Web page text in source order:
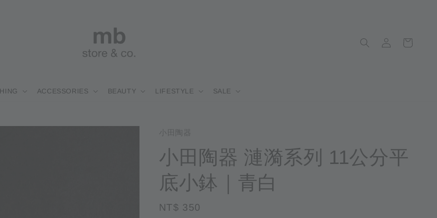
ACCESSORIES BEAUTY LIFESTYLE SALE
小田陶器
小田陶器 漣漪系列 11公分平
底小鉢｜青白
Regular
NT$ 350